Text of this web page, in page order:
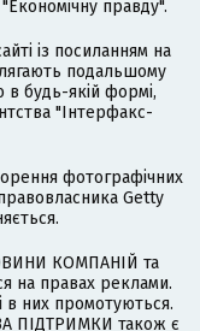
правду".
із посиланням на
подальшому
будь-якій формі,
"Інтерфакс-
фотографічних
Getty
КОМПАНІЙ та
на правах реклами.
в них промотуються.
ПІДТРИМКИ також є